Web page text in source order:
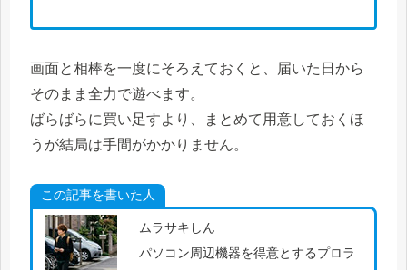
画面と相棒を一度にそろえておくと、届いた日から
そのまま全力で遊べます。
ばらばらに買い足すより、まとめて用意しておくほ
うが結局は手間がかかりません。
この記事を書いた人
ムラサキしん
パソコン周辺機器を得意とするプロラ